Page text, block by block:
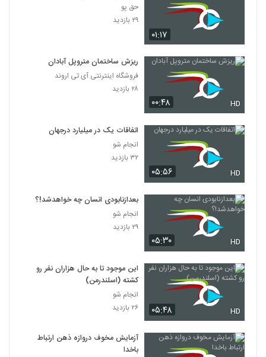
۰۱:۱۷
حق پو
۲۹ بازدید
۰۰:۴۸ HD
ریزش ساختمان متروپل آبادان
فروشگاه اینترنتی آی تی اروند
۲۸ بازدید
۰۵:۵۶ HD
اتفاقات یک در میلیارد درجهان
انجام شو
۳۲ بازدید
۰۵:۳۰ HD
بعدازنابودی انسان چه خواهدشد!؟
انجام شو
۲۹ بازدید
۰۵:۴۸ HD
این موجود تا به حال هزاران نفر رو
کشته (اسلندرمن)
انجام شو
۲۶ بازدید
آزمایش مخوف دروازه ذهن ارتباط
باخدا